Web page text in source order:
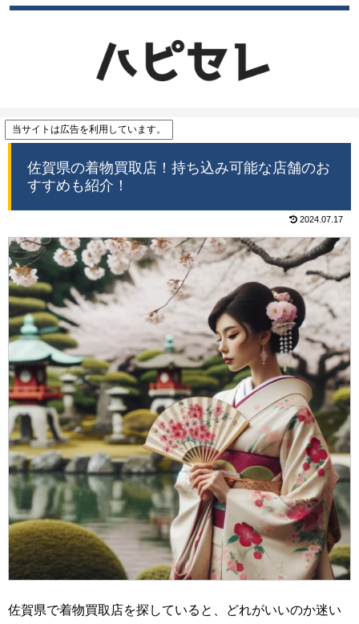
当サイトは広告を利用しています。
佐賀県の着物買取店！持ち込み可能な店舗のお
すすめも紹介！
2024.07.17
佐賀県で着物買取店を探していると、どれがいいのか迷い